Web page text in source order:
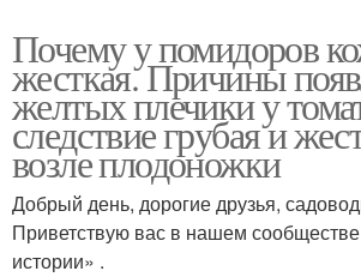
Почему у помидоров
жесткая. Причины
желтых плечики у
следствие грубая и
возле плодоножки
Добрый день, дорогие друзья,
Приветствую вас в нашем
истории» .